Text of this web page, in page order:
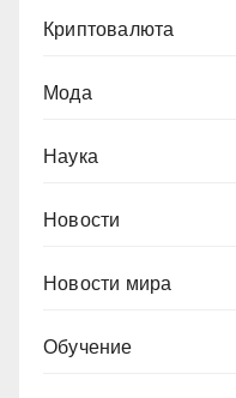
Криптовалюта
Мода
Наука
Новости
Новости мира
Обучение